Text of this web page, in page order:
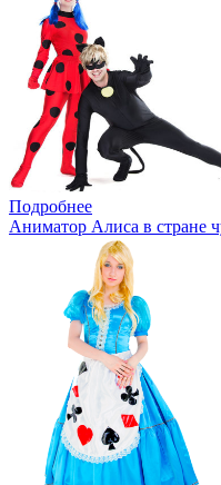
Подробнее
Аниматор Алиса в стране